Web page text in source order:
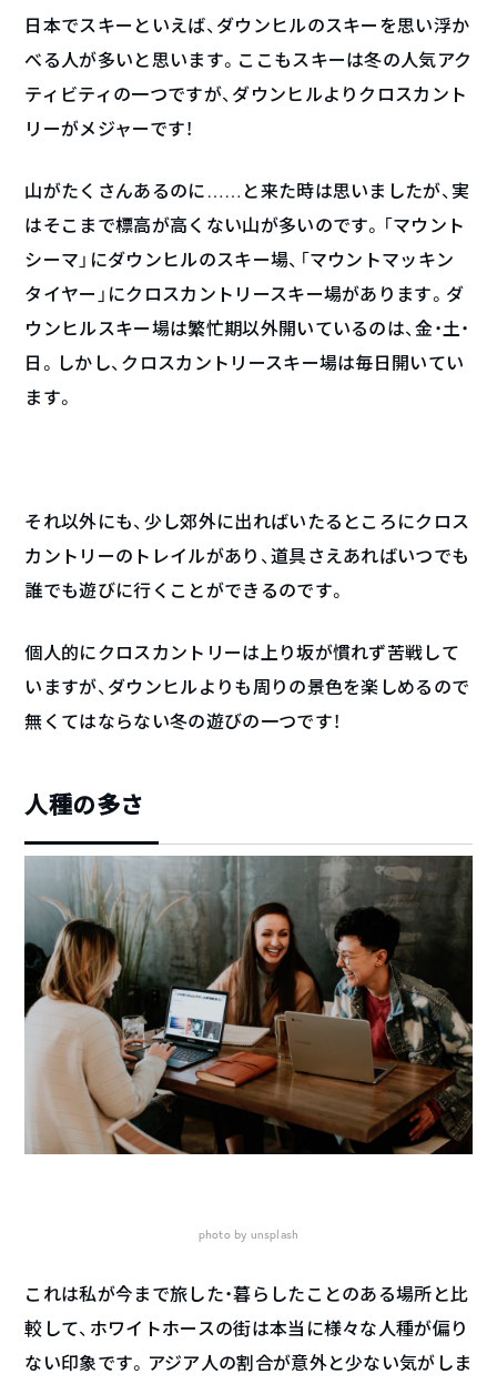
日本でスキーといえば、ダウンヒルのスキーを思い浮か
べる人が多いと思います。ここもスキーは冬の人気アク
ティビティの一つですが、ダウンヒルよりクロスカント
リーがメジャーです！
山がたくさんあるのに……と来た時は思いましたが、実
はそこまで標高が高くない山が多いのです。「マウント
シーマ」にダウンヒルのスキー場、「マウントマッキン
タイヤー」にクロスカントリースキー場があります。ダ
ウンヒルスキー場は繁忙期以外開いているのは、金・土・
日。しかし、クロスカントリースキー場は毎日開いてい
ます。
それ以外にも、少し郊外に出ればいたるところにクロス
カントリーのトレイルがあり、道具さえあればいつでも
誰でも遊びに行くことができるのです。
個人的にクロスカントリーは上り坂が慣れず苦戦して
いますが、ダウンヒルよりも周りの景色を楽しめるので
無くてはならない冬の遊びの一つです！
人種の多さ
photo by unsplash
これは私が今まで旅した・暮らしたことのある場所と比
較して、ホワイトホースの街は本当に様々な人種が偏り
ない印象です。アジア人の割合が意外と少ない気がしま